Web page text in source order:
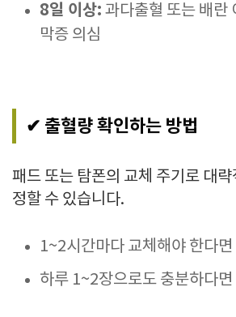
8일 이상: 과다출혈 또는 배란
막증 의심
✔ 출혈량 확인하는 방법
패드 또는 탐폰의 교체 주기로 대
정할 수 있습니다.
1~2시간마다 교체해야 한다면
하루 1~2장으로도 충분하다면